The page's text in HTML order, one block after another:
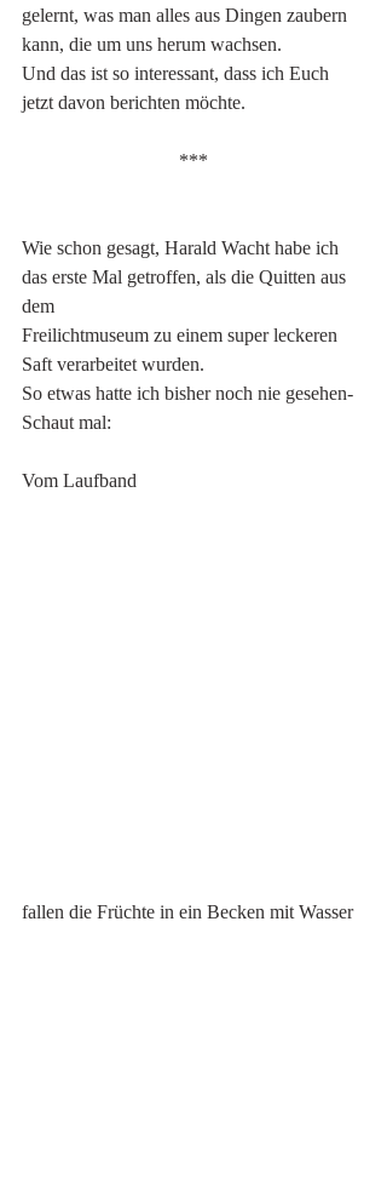
gelernt, was man alles aus Dingen zaubern
kann, die um uns herum wachsen.
Und das ist so interessant, dass ich Euch
jetzt davon berichten möchte.
***
Wie schon gesagt, Harald Wacht habe ich
das erste Mal getroffen, als die Quitten aus
dem
Freilichtmuseum zu einem super leckeren
Saft verarbeitet wurden.
So etwas hatte ich bisher noch nie gesehen-
Schaut mal:
Vom Laufband
fallen die Früchte in ein Becken mit Wasser